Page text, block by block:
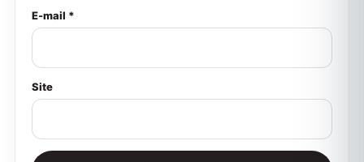
E-mail *
Site